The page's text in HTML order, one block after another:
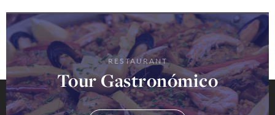
RESTAURANT
Tour Gastronómico